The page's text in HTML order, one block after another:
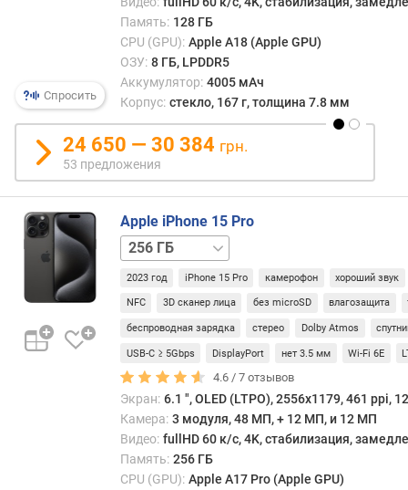
е
м
к
о
с
т
ь
б
а
е
и
Спросить
Память: 128 ГБ
CPU (GPU): Apple A18 (Apple GPU)
ОЗУ: 8 ГБ, LPDDR5
Аккумулятор: 4005 мАч
Корпус: стекло, 167 г, толщина 7.8 мм
24 650 — 30 384 грн.
53 предложения
Apple iPhone 15 Pro
128 ГБ512 ГБ 1 ТБ
2023 год iPhone 15 Pro камерофон хороший звук
NFC 3D сканер лица без microSD влагозащита
беспроводная зарядка стерео Dolby Atmos
USB-C ≥ 5Gbps DisplayPort нет 3.5 мм Wi-Fi 6E
4.6 /7 отзывов
Экран: 6.1 ", OLED (LTPO), 2556x1179, 461 ppi,
Камера: 3 модуля, 48 МП, + 12 МП, и 12 МП
Видео: fullHD 60 к/с, 4K, стабилизация,
Память: 256 ГБ
CPU (GPU): Apple A17 Pro (Apple GPU)